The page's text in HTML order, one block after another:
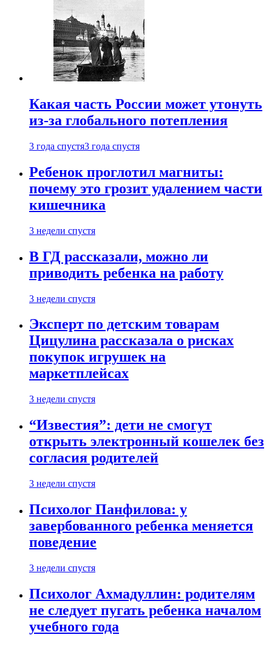
Какая часть России может утонуть
из-за глобального потепления
3 года спустя3 года спустя
Ребенок проглотил магниты:
почему это грозит удалением части
кишечника
3 недели спустя
В ГД рассказали, можно ли
приводить ребенка на работу
3 недели спустя
Эксперт по детским товарам
Цицулина рассказала о рисках
покупок игрушек на
маркетплейсах
3 недели спустя
“Известия”: дети не смогут
открыть электронный кошелек без
согласия родителей
3 недели спустя
Психолог Панфилова: у
завербованного ребенка меняется
поведение
3 недели спустя
Психолог Ахмадуллин: родителям
не следует пугать ребенка началом
учебного года